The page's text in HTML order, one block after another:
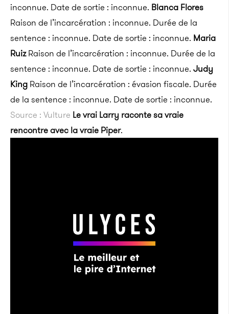
inconnue. Date de sortie : inconnue. Blanca Flores
Raison de l’incarcération : inconnue. Durée de la
sentence : inconnue. Date de sortie : inconnue. Maria
RuizRaison de l’incarcération : inconnue. Durée de la
sentence : inconnue. Date de sortie : inconnue. Judy
King Raison de l’incarcération : évasion fiscale. Durée
de la sentence : inconnue. Date de sortie : inconnue.
Source : Vulture Le vrai Larry raconte sa vraie
rencontre avec la vraie Piper.